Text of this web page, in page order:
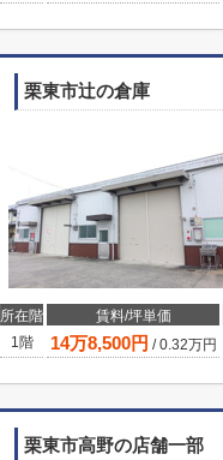
栗東市辻の倉庫
所在階 賃料/坪単価
1階
14万8,500円 /0.32万円
栗東市高野の店舗一部